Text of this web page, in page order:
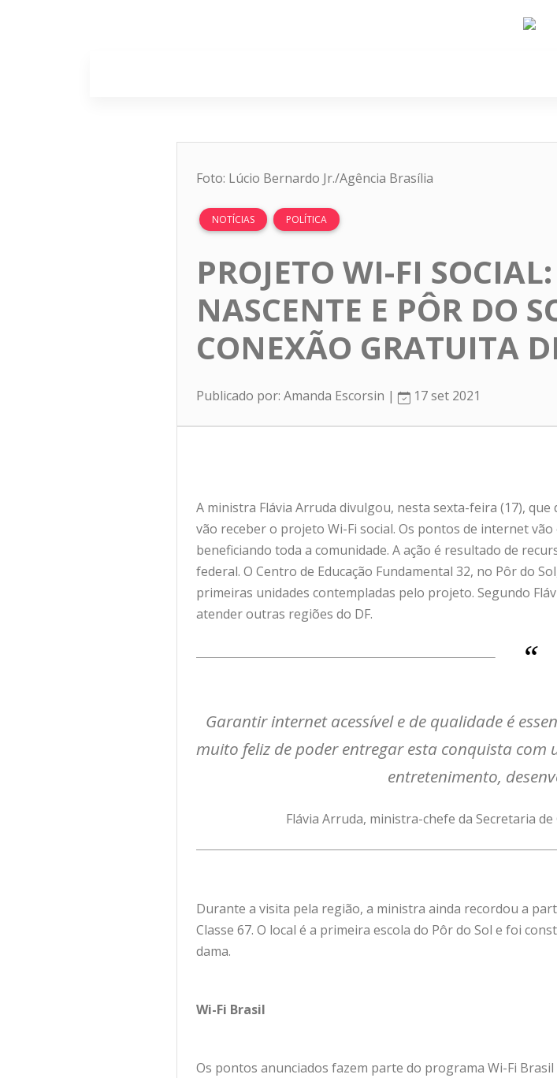
Foto: Lúcio Bernardo Jr./Agência Brasília
NOTÍCIAS POLÍTICA
PROJETO WI-FI
NASCENTE E PÔR DO
CONEXÃO GRATUITA
Publicado por: Amanda Escorsin | 17 set 2021
A ministra Flávia Arruda divulgou, nesta sexta-feira (17), que
vão receber o projeto Wi-Fi social. Os pontos de internet
beneficiando toda a comunidade. A ação é resultado de
federal. O Centro de Educação Fundamental 32, no Pôr do
primeiras unidades contempladas pelo projeto. Segundo
atender outras regiões do DF.
Garantir internet acessível e de qualidade é
muito feliz de poder entregar esta conquista com
entretenimento,
Flávia Arruda, ministra-chefe da Secretaria
Durante a visita pela região, a ministra ainda recordou a
Classe 67. O local é a primeira escola do Pôr do Sol e foi
dama.
Wi-Fi Brasil
Os pontos anunciados fazem parte do programa Wi-Fi